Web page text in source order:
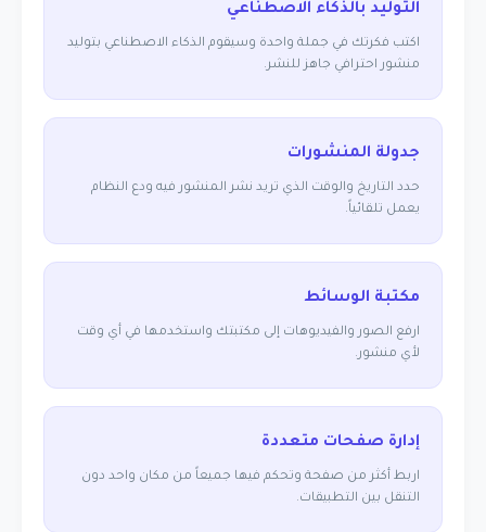
التوليد بالذكاء الاصطناعي
اكتب فكرتك في جملة واحدة وسيقوم الذكاء الاصطناعي بتوليد
منشور احترافي جاهز للنشر.
جدولة المنشورات
حدد التاريخ والوقت الذي تريد نشر المنشور فيه ودع النظام
يعمل تلقائياً.
مكتبة الوسائط
ارفع الصور والفيديوهات إلى مكتبتك واستخدمها في أي وقت
لأي منشور.
إدارة صفحات متعددة
اربط أكثر من صفحة وتحكم فيها جميعاً من مكان واحد دون
التنقل بين التطبيقات.